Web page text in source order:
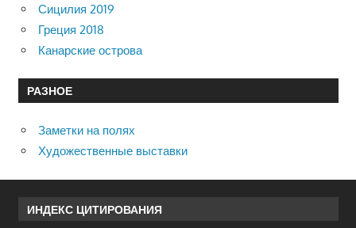
Сицилия 2019
Греция 2018
Канарские острова
РАЗНОЕ
Заметки на полях
Художественные выставки
ИНДЕКС ЦИТИРОВАНИЯ